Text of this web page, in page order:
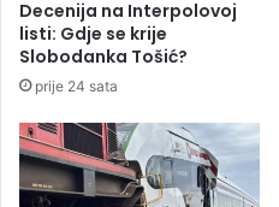
n
s
k
i
k
r
e
d
d
l
g
a
o
n
Decenija na Interpolovoj
listi: Gdje se krije
Slobodanka Tošić?
prije 24 sata